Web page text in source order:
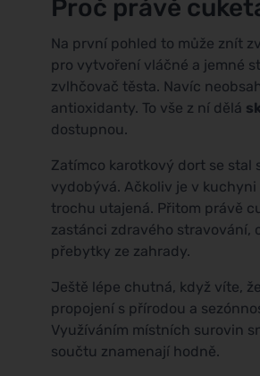
Proč právě
Na první pohled to může znít
pro vytvoření vláčné a jemné
zvlhčovač těsta. Navíc
antioxidanty. To vše z ní dělá
dostupnou.
Zatímco karotkový dort se stal
vydobývá. Ačkoliv je v
trochu utajená. Přitom právě
zastánci zdravého stravování,
přebytky ze zahrady.
Ještě lépe chutná, když víte,
propojení s přírodou a
Využíváním místních surovin
součtu znamenají hodně.